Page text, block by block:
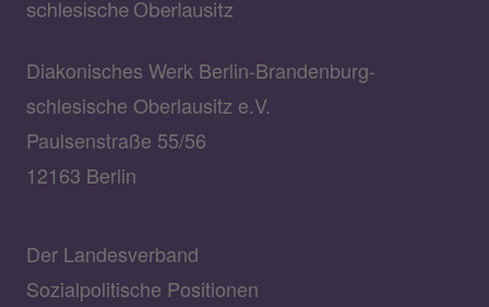
Diakonisches Werk Berlin-Brandenburg-
schlesische Oberlausitz e.V.
Paulsenstraße 55/56
12163 Berlin
Der Landesverband
Sozialpolitische Positionen